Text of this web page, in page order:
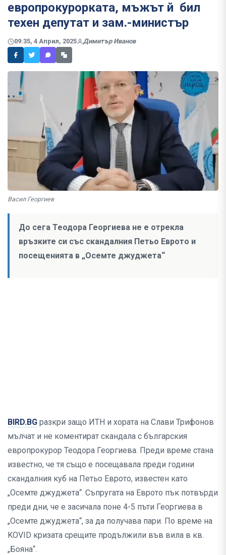
европрокурорката, мъжът й бил
техен депутат и зам.-министър
09:35, 4 Април, 2025 Димитър Иванов
Васил Георгиев
До сега Теодора Георгиева не е отрекла
връзките си със скандалния Петьо Еврото и
посещенията в „Осемте джуджета“
BIRD.BG разкри защо ИТН и хората на Слави Трифонов
мълчат и не коментират скандала с българския
европрокурор Теодора Георгиева. Преди време стана
известно, че тя също е посещавала преди години
скандалния куб на Петьо Еврото, известен като
„Осемте джуджета“. Съпругата на Еврото пък потвърди
преди дни, че е засичала поне 4-5 пъти Георгиева в
„Осемте джуджета“, за да получава пари. По време на
KOVID кризата срещите продължили във вила в кв.
„Бояна“.